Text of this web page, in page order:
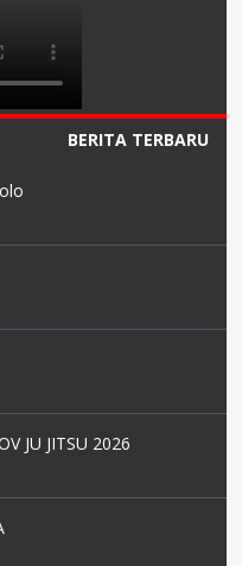
BERITA TERBARU
JU JITSU 2026